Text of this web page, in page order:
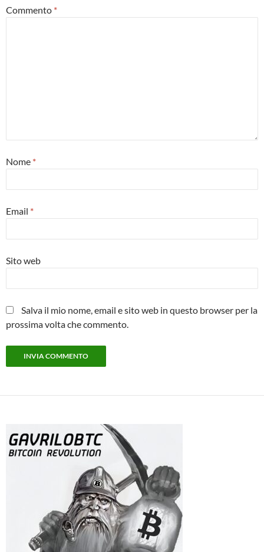
Commento *
Nome *
Email *
Sito web
Salva il mio nome, email e sito web in questo browser per la
prossima volta che commento.